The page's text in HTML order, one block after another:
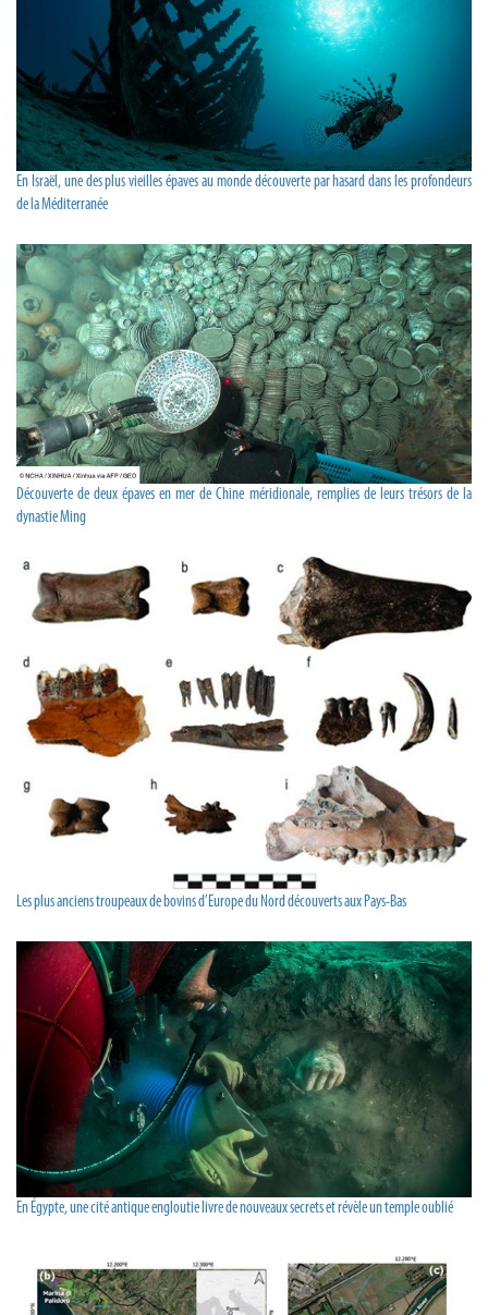
En Israël, une des plus vieilles épaves au monde découverte par hasard dans les profondeurs
de la Méditerranée
Découverte de deux épaves en mer de Chine méridionale, remplies de leurs trésors de la
dynastie Ming
Les plus anciens troupeaux de bovins d’Europe du Nord découverts aux Pays-Bas
En Égypte, une cité antique engloutie livre de nouveaux secrets et révèle un temple oublié